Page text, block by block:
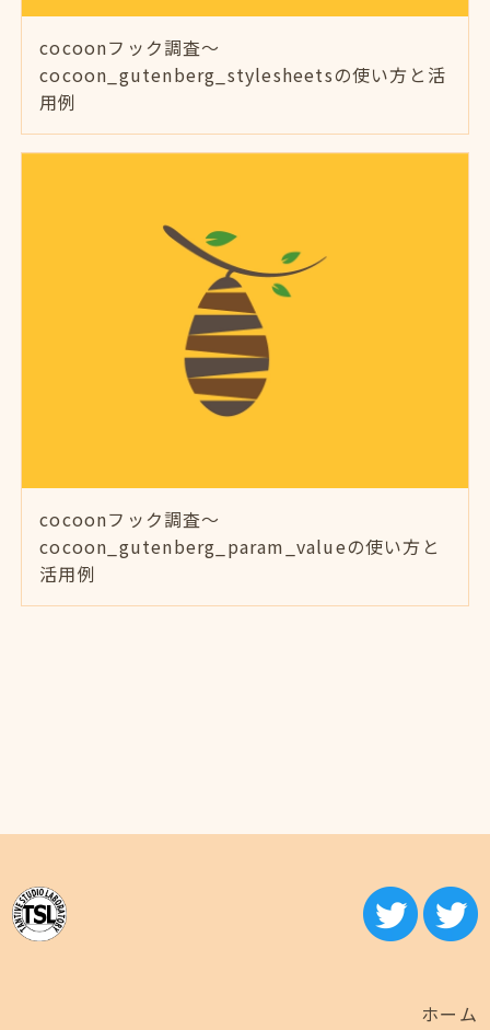
cocoonフック調査～
cocoon_gutenberg_stylesheetsの使い方と活
用例
cocoonフック調査～
cocoon_gutenberg_param_valueの使い方と
活用例
ホーム